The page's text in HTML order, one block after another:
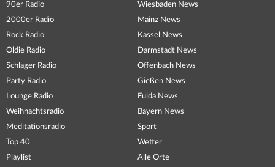
90er Radio
2000er Radio
Rock Radio
Oldie Radio
Schlager Radio
Party Radio
Lounge Radio
Weihnachtsradio
Meditationsradio
Top 40
Playlist
Wiesbaden News
Mainz News
Kassel News
Darmstadt News
Offenbach News
Gießen News
Fulda News
Bayern News
Sport
Wetter
Alle Orte